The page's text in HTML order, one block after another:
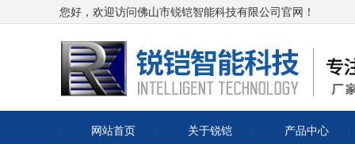
您好，欢迎访问佛山市锐铠智能科技有限公司官网！
网站首页 关于锐铠 产品中心